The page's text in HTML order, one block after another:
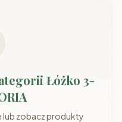
Łóżko 3-
lub zobacz produkty